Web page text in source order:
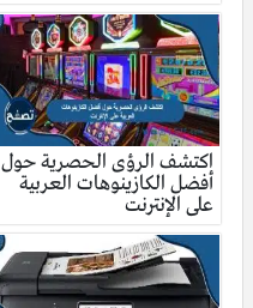
اكتشف الرؤى الحصرية حول
أفضل الكازينوهات العربية
على الإنترنت